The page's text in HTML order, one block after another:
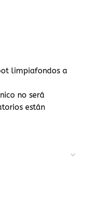
limpiafondos a
no será
están